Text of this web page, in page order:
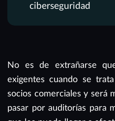
ciberseguridad
No es de extrañarse
exigentes cuando se
socios comerciales y será
pasar por auditorías para